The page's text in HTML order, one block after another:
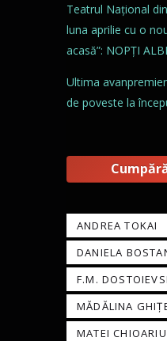
Teatrul Național
luna aprilie cu o
acasă”: NOPȚI
Ultima
de poveste la
ANDREA TOKAI
DANIELA
F.M.
MĂDĂLINA
MATEI CHIOARIU